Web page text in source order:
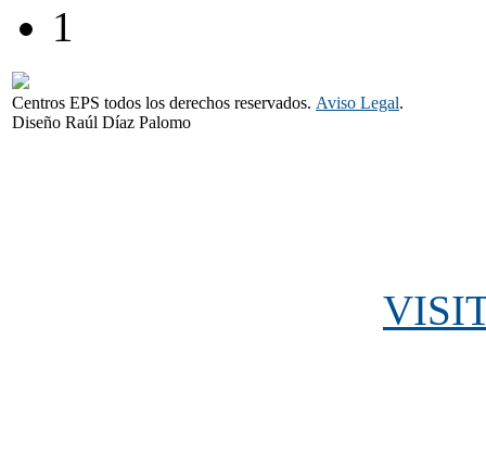
1
Centros EPS todos los derechos reservados. Aviso Legal.
Diseño Raúl Díaz Palomo